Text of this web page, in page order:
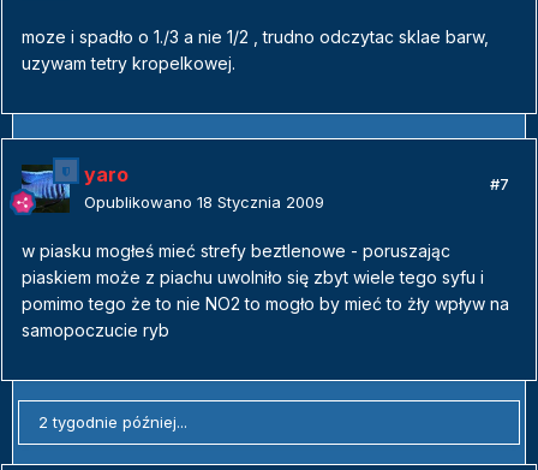
moze i spadło o 1./3 a nie 1/2 , trudno odczytac sklae barw,
uzywam tetry kropelkowej.
yaro
Opublikowano 18 Stycznia 2009
#7
w piasku mogłeś mieć strefy beztlenowe - poruszając
piaskiem może z piachu uwolniło się zbyt wiele tego syfu i
pomimo tego że to nie NO2 to mogło by mieć to żły wpływ na
samopoczucie ryb
2 tygodnie później...